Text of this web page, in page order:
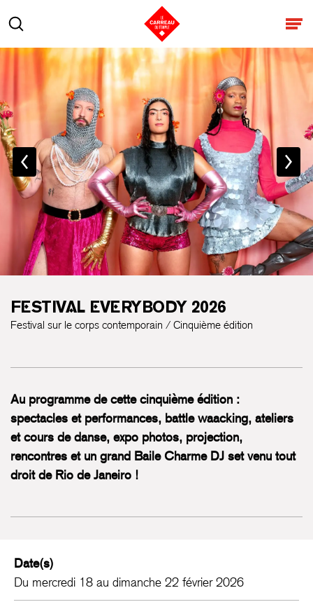
Rechercher
FESTIVAL EVERYBODY 2026
Festival sur le corps contemporain / Cinquième édition
Au programme de cette cinquième édition :
spectacles et performances, battle waacking, ateliers
et cours de danse, expo photos, projection,
rencontres et un grand Baile Charme DJ set venu tout
droit de Rio de Janeiro !
Date(s)
Du mercredi 18 au dimanche 22 février 2026